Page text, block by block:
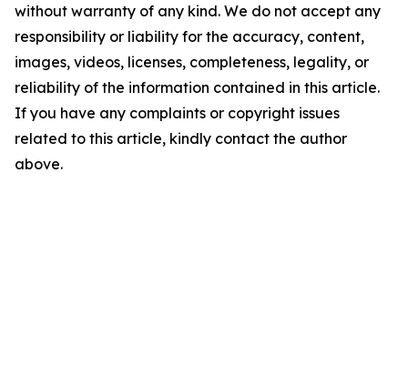
without warranty of any kind. We do not accept any
responsibility or liability for the accuracy, content,
images, videos, licenses, completeness, legality, or
reliability of the information contained in this article.
If you have any complaints or copyright issues
related to this article, kindly contact the author
above.